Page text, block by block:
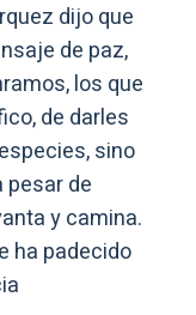
dijo que
de paz,
los que
de darles
sino
pesar de
y camina.
ha padecido